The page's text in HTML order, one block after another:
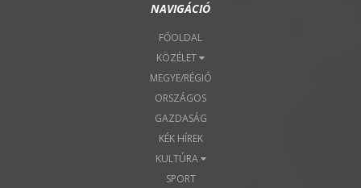
NAVIGÁCIÓ
FŐOLDAL
KÖZÉLET
MEGYE/RÉGIÓ
ORSZÁGOS
GAZDASÁG
KÉK HÍREK
KULTÚRA
SPORT